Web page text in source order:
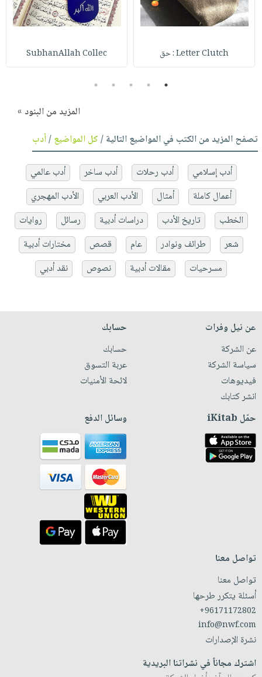
Letter Clutch : حق SubhanAllah Collec
1
2
3
4
5
المزيد من البنود »
تصفح المزيد من الكتب في المواضيع التالية /كل المواضيع/أدب
أدب إسلامي أدب رحلات أدب ساخر
أدب عالمي
أعمال كاملة
أمثال الأدب العربي
الأدب المهجري
الخطب
تاريخ الأدب دراسات أدبية رسائل
روايات
شعر
طرائف ونوادر عام قصص
مختارات أدبية
مسرحيات
مقالات أدبية نصوص نقد أدبي
عن نيل وفرات
عن الشركة
سياسة الشركة
فيديوهات
انشر كتابك
حسابك
حسابك
عربة التسوق
لائحة الأمنيات
حمّل iKitab وسائل الدفع
تواصل معنا
تواصل معنا
أسئلة يتكرر طرحها
+96171172802
info@nwf.com
نشرة الإصدارات
اشترك مجاناً في نشراتنا البريدية